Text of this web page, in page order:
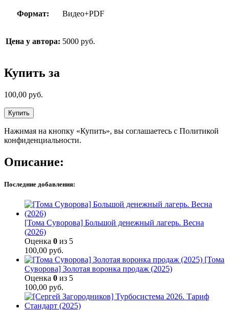
Формат: Видео+PDF
Цена у автора: 5000 руб.
Купить за
100,00 руб.
Купить
Нажимая на кнопку «Купить», вы соглашаетесь с Политикой
конфиденциальности.
Описание:
Последние добавления:
[Тома Суворова] Большой денежный лагерь. Весна
(2026)
Оценка 0 из 5
100,00 руб.
[Тома
Суворова] Золотая воронка продаж (2025)
Оценка 0 из 5
100,00 руб.